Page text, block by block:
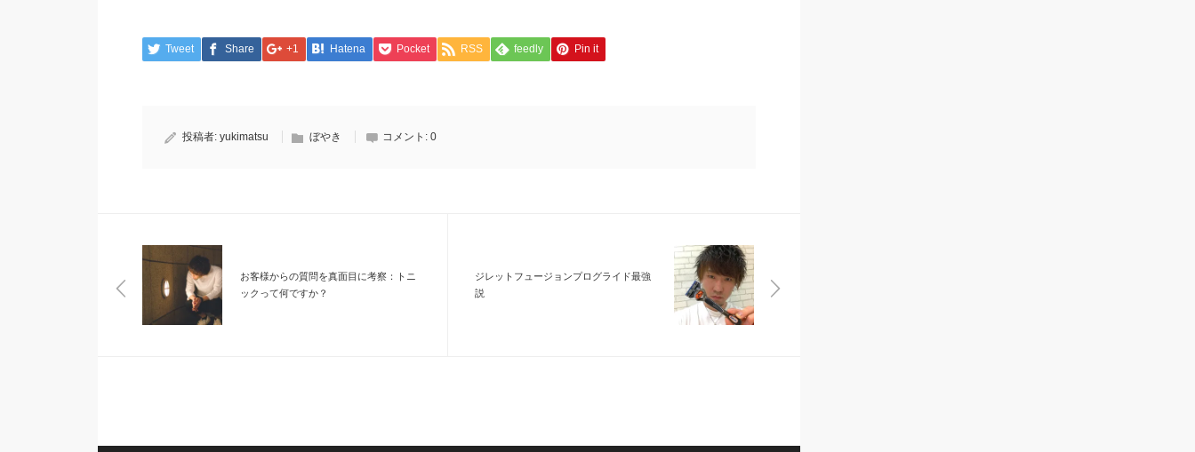
Tweet Share +1 Hatena Pocket RSS feedly Pin it
投稿者: yukimatsu ぼやき コメント: 0
お客様からの質問を真面目に考察：トニ
ックって何ですか？
ジレットフュージョンプログライド最強
説